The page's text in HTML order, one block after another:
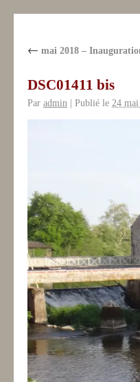
← mai 2018 –
DSC01411 bis
Par admin | Publié le 24